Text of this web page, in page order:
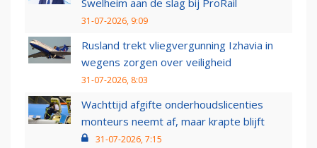
Swelheim aan de slag bij ProRail
31-07-2026, 9:09
Rusland trekt vliegvergunning Izhavia in
wegens zorgen over veiligheid
31-07-2026, 8:03
Wachttijd afgifte onderhoudslicenties
monteurs neemt af, maar krapte blijft
31-07-2026, 7:15